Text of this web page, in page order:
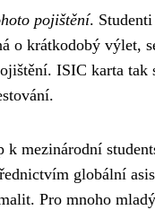
pojištění.
o krátkodobý výlet,
ISIC karta
mezinárodní
globální
Pro mnoho